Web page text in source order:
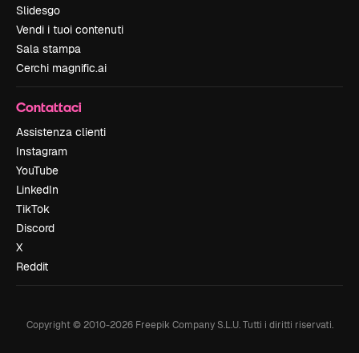
Slidesgo
Vendi i tuoi contenuti
Sala stampa
Cerchi magnific.ai
Contattaci
Assistenza clienti
Instagram
YouTube
LinkedIn
TikTok
Discord
X
Reddit
Copyright © 2010-2026Freepik Company S.L.U. Tutti i diritti riservati.